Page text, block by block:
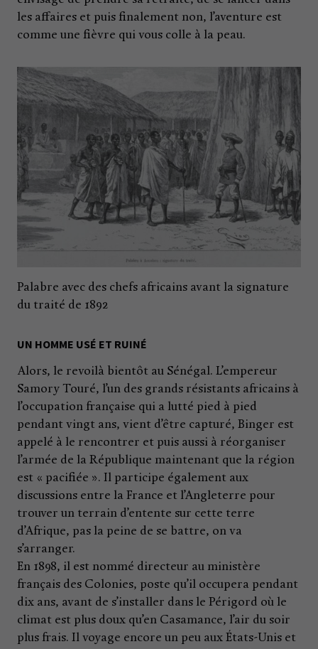
les affaires et puis finalement non, l’aventure est
comme une fièvre qui vous colle à la peau.
Palabre avec des chefs africains avant la signature
du traité de 1892
UN HOMME USÉ ET RUINÉ
Alors, le revoilà bientôt au Sénégal. L’empereur
Samory Touré, l’un des grands résistants africains à
l’occupation française qui a lutté pied à pied
pendant vingt ans, vient d’être capturé, Binger est
appelé à le rencontrer et puis aussi à réorganiser
l’armée de la République maintenant que la région
est « pacifiée ». Il participe également aux
discussions entre la France et l’Angleterre pour
trouver un terrain d’entente sur cette terre
d’Afrique, pas la peine de se battre, on va
s’arranger.
En 1898, il est nommé directeur au ministère
français des Colonies, poste qu’il occupera pendant
dix ans, avant de s’installer dans le Périgord où le
climat est plus doux qu’en Casamance, l’air du soir
plus frais. Il voyage encore un peu aux États-Unis et